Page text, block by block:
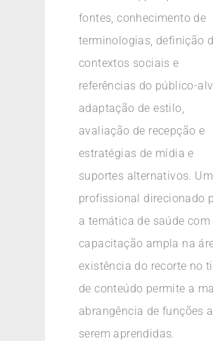
fontes, conhecimento de
terminologias, definição
contextos sociais e
referências do público-
adaptação de estilo,
avaliação de recepção e
estratégias de mídia e
suportes alternativos. Um
profissional direcionado
a temática de saúde com
capacitação ampla na
existência do recorte no
de conteúdo permite a
abrangência de funções a
serem aprendidas.